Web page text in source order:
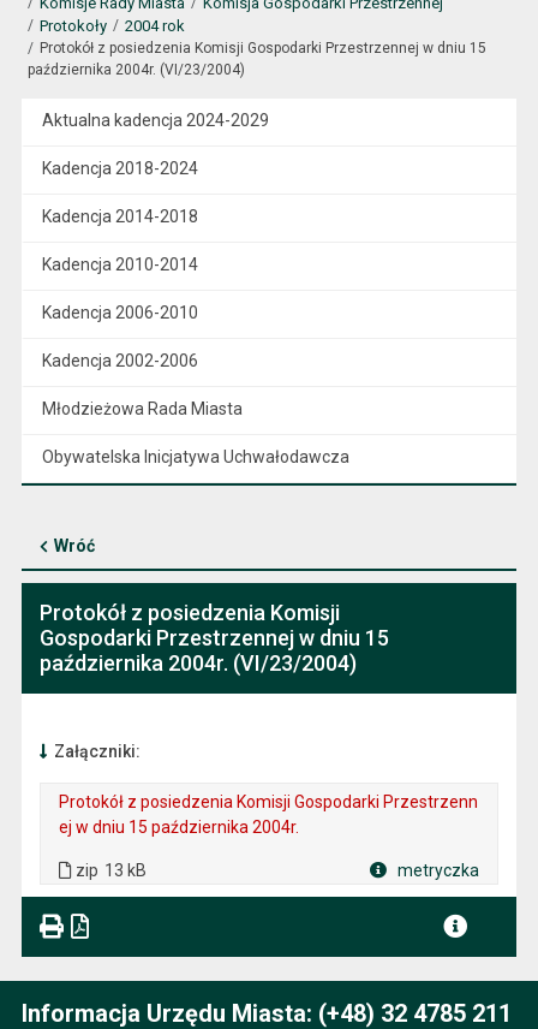
Protokoły
2004 rok
Protokół z posiedzenia Komisji Gospodarki Przestrzennej w dniu 15
października 2004r. (VI/23/2004)
Aktualna kadencja 2024-2029
Kadencja 2018-2024
Kadencja 2014-2018
Kadencja 2010-2014
Kadencja 2006-2010
Kadencja 2002-2006
Młodzieżowa Rada Miasta
Obywatelska Inicjatywa Uchwałodawcza
Wróć
Protokół z posiedzenia Komisji
Gospodarki Przestrzennej w dniu 15
października 2004r. (VI/23/2004)
Załączniki:
Protokół z posiedzenia Komisji Gospodarki Przestrzenn
ej w dniu 15 października 2004r.
zip 13 kB metryczka
Informacja Urzędu Miasta: (+48) 32 4785 211